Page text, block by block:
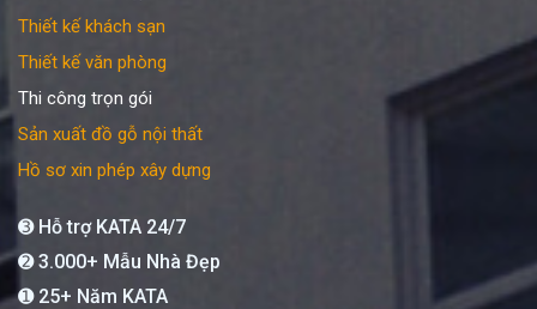
Thiết kế khách sạn
Thiết kế văn phòng
Thi công trọn gói
Sản xuất đồ gỗ nội thất
Hồ sơ xin phép xây dựng
➌ Hỗ trợ KATA 24/7
➋ 3.000+ Mẫu Nhà Đẹp
➊ 25+ Năm KATA